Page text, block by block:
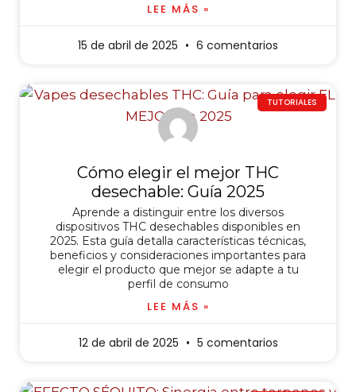
LEE MÁS »
15 de abril de 2025 6 comentarios
TUTORIALES
Cómo elegir el mejor THC
desechable: Guía 2025
Aprende a distinguir entre los diversos
dispositivos THC desechables disponibles en
2025. Esta guía detalla características técnicas,
beneficios y consideraciones importantes para
elegir el producto que mejor se adapte a tu
perfil de consumo
LEE MÁS »
12 de abril de 2025 5 comentarios